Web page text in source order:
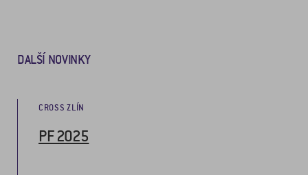
DALŠÍ NOVINKY
CROSS ZLÍN
PF 2025